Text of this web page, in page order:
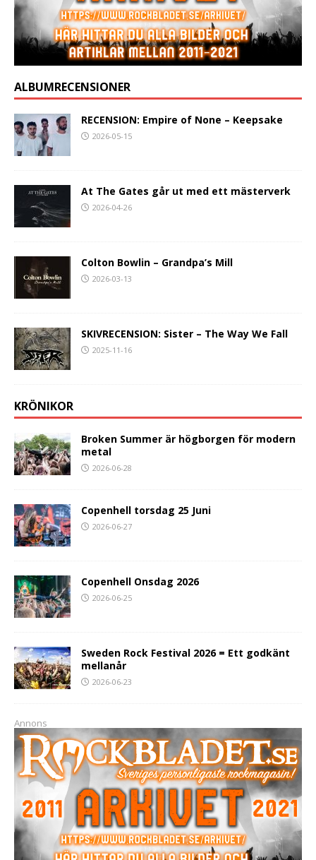
ALBUMRECENSIONER
RECENSION: Empire of None – Keepsake
2026-05-15
At The Gates går ut med ett mästerverk
2026-04-26
Colton Bowlin – Grandpa’s Mill
2026-03-13
SKIVRECENSION: Sister – The Way We Fall
2025-11-16
KRÖNIKOR
Broken Summer är högborgen för modern
metal
2026-06-28
Copenhell torsdag 25 Juni
2026-06-27
Copenhell Onsdag 2026
2026-06-25
Sweden Rock Festival 2026 = Ett godkänt
mellanår
2026-06-23
Annons